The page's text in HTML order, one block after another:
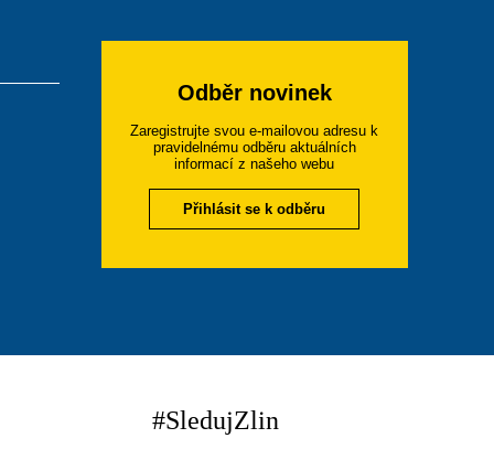
Odběr novinek
Zaregistrujte svou e-mailovou adresu k
pravidelnému odběru aktuálních
informací z našeho webu
Přihlásit se k odběru
#SledujZlin